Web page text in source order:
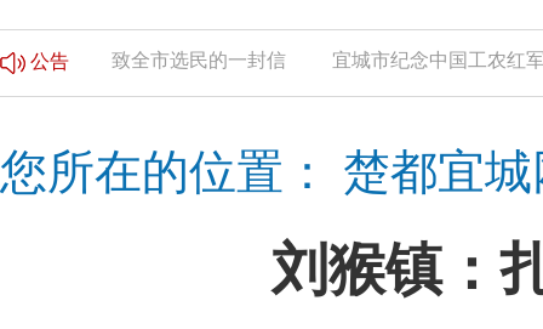
公告
告 致全市选民的一封信 宜城市纪念中国工农红军
您所在的位置： 楚都宜城
刘猴镇：